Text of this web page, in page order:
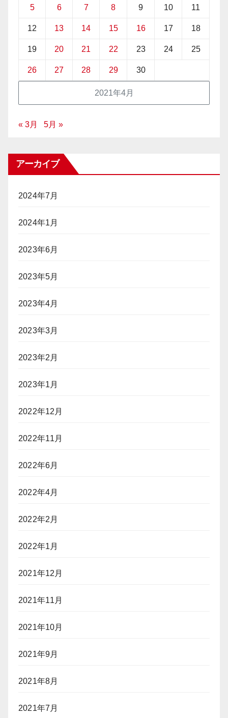
2021年4月
5 6 7 8 9 10 11
12 13 14 15 16 17 18
19 20 21 22 23 24 25
26 27 28 29 30
« 3月 5月 »
アーカイブ
2024年7月
2024年1月
2023年6月
2023年5月
2023年4月
2023年3月
2023年2月
2023年1月
2022年12月
2022年11月
2022年6月
2022年4月
2022年2月
2022年1月
2021年12月
2021年11月
2021年10月
2021年9月
2021年8月
2021年7月